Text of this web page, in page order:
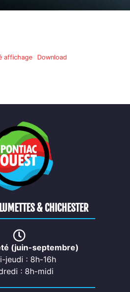
affichage Download
& CHICHESTER
(juin-septembre)
jeudi : 8h-16h
: 8h-midi